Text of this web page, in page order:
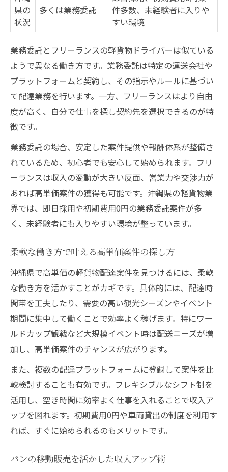
県の
状況
多くは業務委託
件多数、未経験者に入りや
すい環境
業務委託とフリーランスの軽貨物ドライバーは似ている
ようで異なる働き方です。業務委託は特定の運送会社や
プラットフォームと契約し、その指示やルールに基づい
て配達業務を行います。一方、フリーランスはより自由
度が高く、自分で仕事を探し契約先を選択できるのが特
徴です。
業務委託の場合、安定した案件提供や報酬体系が整備さ
れているため、初心者でも安心して始められます。フリ
ーランスは収入の変動が大きい反面、営業力や交渉力が
あれば高単価案件の獲得も可能です。沖縄県の軽貨物業
界では、即日採用や初期費用0円の業務委託案件が多
く、未経験者にも入りやすい環境が整っています。
柔軟な働き方で叶える高単価案件の探し方
沖縄県で高単価の軽貨物配達案件を見つけるには、柔軟
な働き方を活かすことがカギです。具体的には、配達時
間帯を工夫したり、需要の高い観光シーズンやイベント
期間に集中して働くことで効率よく稼げます。特にワー
ルドカップ観戦など大規模イベント時は配送ニーズが増
加し、高単価案件のチャンスが広がります。
また、複数の配達プラットフォームに登録して案件を比
較検討することも有効です。フレキシブルなシフト制を
活用し、空き時間に効率よく仕事を入れることで収入ア
ップを図れます。初期費用0円や車両貸出の制度を利用す
れば、すぐに始められるのもメリットです。
パンの移動販売を活かした収入アップ術